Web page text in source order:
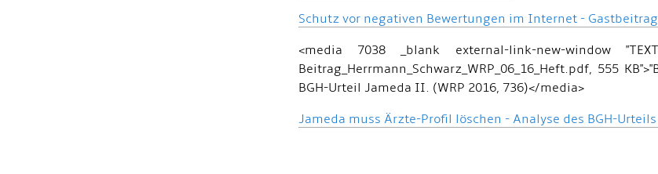
Schutz vor negativen Bewertungen im Internet -
<media 7038 _blank external-link-new-window
Beitrag_Herrmann_Schwarz_WRP_06_16_Heft.pdf, 555
BGH-Urteil Jameda II. (WRP 2016, 736)</media>
Jameda muss Ärzte-Profil löschen - Analyse des BGH-